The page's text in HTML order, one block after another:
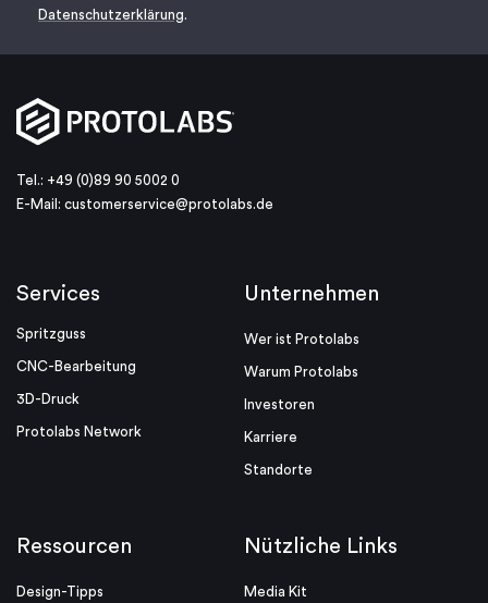
Datenschutzerklärung.
Tel.: +49 (0)89 90 5002 0
E-Mail: customerservice@protolabs.de
Services
Spritzguss
CNC-Bearbeitung
3D-Druck
Protolabs Network
Unternehmen
Wer ist Protolabs
Warum Protolabs
Investoren
Karriere
Standorte
Ressourcen
Design-Tipps
Nützliche Links
Media Kit